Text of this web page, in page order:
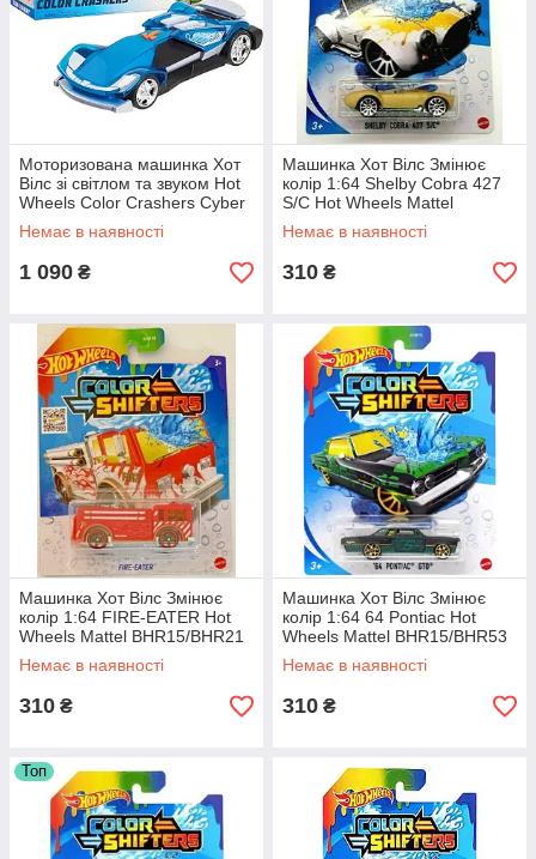
Моторизована машинка Хот
Вілс зі світлом та звуком Hot
Wheels Color Crashers Cyber
Speeder (98158)
Немає в наявності
1 090 ₴
Машинка Хот Вілс Змінює
колір 1:64 Shelby Cobra 427
S/C Hot Wheels Mattel
BHR15/CFM48
Немає в наявності
310 ₴
Машинка Хот Вілс Змінює
колір 1:64 FIRE-EATER Hot
Wheels Mattel BHR15/BHR21
Немає в наявності
310 ₴
Машинка Хот Вілс Змінює
колір 1:64 64 Pontiac Hot
Wheels Mattel BHR15/BHR53
Немає в наявності
310 ₴
Топ